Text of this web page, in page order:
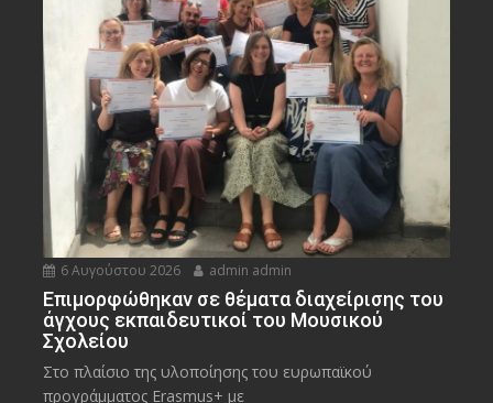
6 Αυγούστου 2026 admin admin
Eπιμορφώθηκαν σε θέματα διαχείρισης του
άγχους εκπαιδευτικοί του Μουσικού
Σχολείου
Στο πλαίσιο της υλοποίησης του ευρωπαϊκού
προγράμματος Erasmus+ με